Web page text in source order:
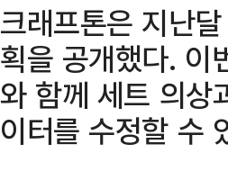
크래프톤은 지난
획을 공개했다. 이
와 함께 세트 의상
이터를 수정할 수